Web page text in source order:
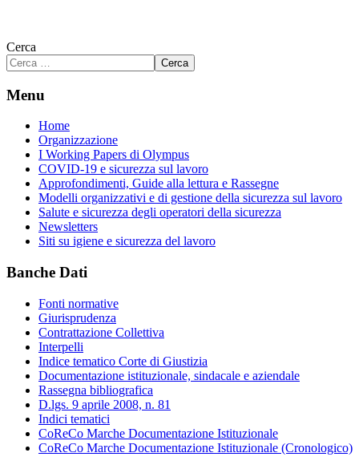
Cerca
Cerca
Menu
Home
Organizzazione
I Working Papers di Olympus
COVID-19 e sicurezza sul lavoro
Approfondimenti, Guide alla lettura e Rassegne
Modelli organizzativi e di gestione della sicurezza sul lavoro
Salute e sicurezza degli operatori della sicurezza
Newsletters
Siti su igiene e sicurezza del lavoro
Banche Dati
Fonti normative
Giurisprudenza
Contrattazione Collettiva
Interpelli
Indice tematico Corte di Giustizia
Documentazione istituzionale, sindacale e aziendale
Rassegna bibliografica
D.lgs. 9 aprile 2008, n. 81
Indici tematici
CoReCo Marche Documentazione Istituzionale
CoReCo Marche Documentazione Istituzionale (Cronologico)